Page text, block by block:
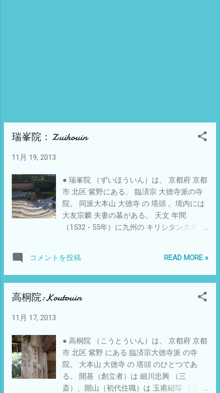
瑞峯院：Zuihouin
11月 19, 2013
● 瑞峯院 （ずいほういん）は、 京都府 京都
市 北区 紫野にある、 臨済宗 大徳寺派の寺
院。 同派大本山 大徳寺 の 塔頭 。境内には
大友宗麟 夫妻の墓がある。 天文 年間
（1532 - 55年）に九州の キリシタン大名 と
に迎え、自らの 菩提寺 として創建した 。
創建年については、天文2年（1533年）、同
院という寺号は宗麟の法名 「瑞峯院殿瑞峯
コメントを投稿 READ MORE »
高桐院:Koutouin
11月 17, 2013
● 高桐院 （こうとういん）は、 京都府 京都
市 北区 紫野 にある 臨済宗大徳寺派 の寺
院。 大本山 大徳寺 の 塔頭 のひとつであ
る。 開基（創立者）は 細川忠興 （三
斎）、開山（初代住職）は 玉甫紹琮 （ぎょ